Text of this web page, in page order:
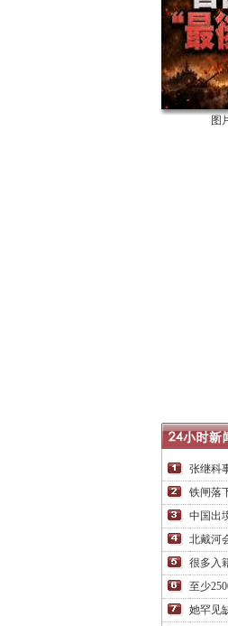
图
张继科
铁闸落
中国出
北戴河
很多入
至少
她罕见